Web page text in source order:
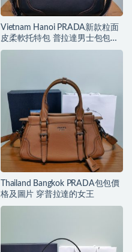
Vietnam Hanoi PRADA新款粒面
皮柔軟托特包 普拉達男士包包的
價格
Thailand Bangkok PRADA包包價
格及圖片 穿普拉達的女王